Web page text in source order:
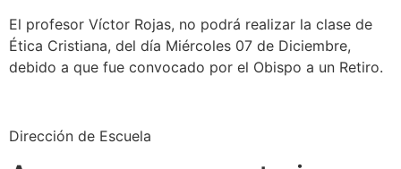
El profesor Víctor Rojas, no podrá realizar la clase de
Ética Cristiana, del día Miércoles 07 de Diciembre,
debido a que fue convocado por el Obispo a un Retiro.
Dirección de Escuela